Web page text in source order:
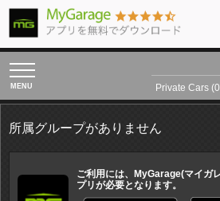
toggle
navigation
Private Cars
所属グループがありません
ご利用には、MyGarage(マイガ
プリが必要となります。